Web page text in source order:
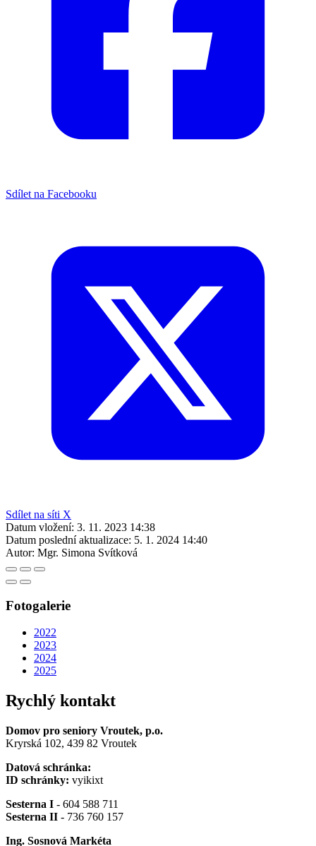
Sdílet na Facebooku
Sdílet na síti X
Datum vložení: 3. 11. 2023 14:38
Datum poslední aktualizace: 5. 1. 2024 14:40
Autor: Mgr. Simona Svítková
Fotogalerie
2022
2023
2024
2025
Rychlý kontakt
Domov pro seniory Vroutek, p.o.
Kryrská 102, 439 82 Vroutek
Datová schránka:
ID schránky: vyikixt
Sesterna I - 604 588 711
Sesterna II - 736 760 157
Ing. Sosnová Markéta